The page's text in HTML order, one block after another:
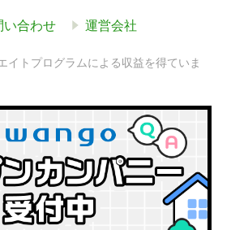
い合わせ 運営会社
イトプログラムによる収益を得ていま